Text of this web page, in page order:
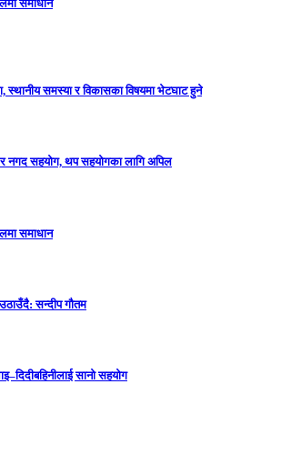
समाधान
समस्या र विकासका विषयमा भेटघाट हुने
र नगद सहयोग, थप सहयोगका लागि अपिल
समाधान
सन्दीप गौतम
सानो सहयोग